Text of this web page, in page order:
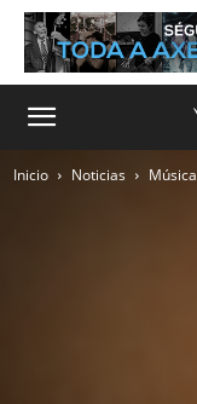
Inicio Noticias Música